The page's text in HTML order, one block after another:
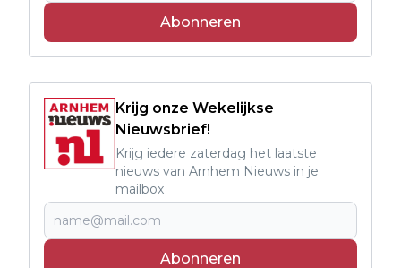
Abonneren
Krijg onze Wekelijkse
Nieuwsbrief!
Krijg iedere zaterdag het laatste
nieuws van Arnhem Nieuws in je
mailbox
Abonneren